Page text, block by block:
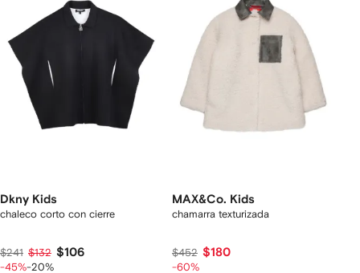
Dkny Kids
chaleco corto con cierre
$241 $132 $106
-45%-20%
MAX&Co. Kids
chamarra texturizada
$452 $180
-60%